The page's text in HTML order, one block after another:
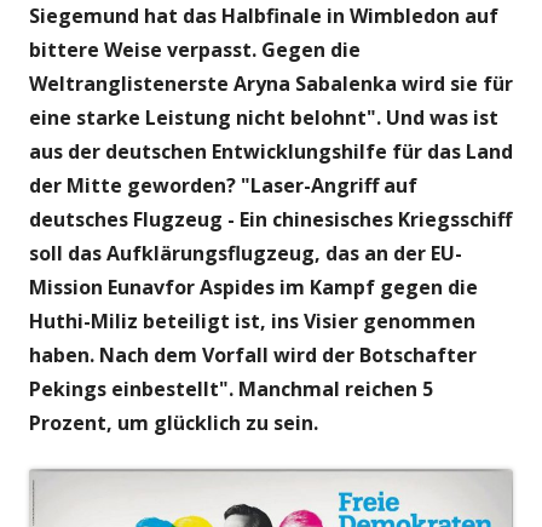
Siegemund hat das Halbfinale in Wimbledon auf
bittere Weise verpasst. Gegen die
Weltranglistenerste Aryna Sabalenka wird sie für
eine starke Leistung nicht belohnt". Und was ist
aus der deutschen Entwicklungshilfe für das Land
der Mitte geworden? "Laser-Angriff auf
deutsches Flugzeug - Ein chinesisches Kriegsschiff
soll das Aufklärungsflugzeug, das an der EU-
Mission Eunavfor Aspides im Kampf gegen die
Huthi-Miliz beteiligt ist, ins Visier genommen
haben. Nach dem Vorfall wird der Botschafter
Pekings einbestellt". Manchmal reichen 5
Prozent, um glücklich zu sein.